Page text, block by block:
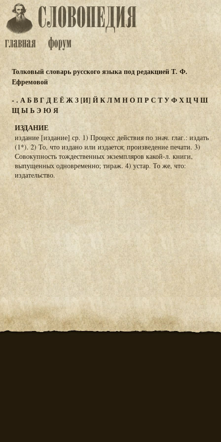
Толковый словарь русского языка под редакцией Т. Ф.
Ефремовой
- . АБВГДЕЁЖЗ [И] ЙКЛМНОПРС ТУФХЦЧШ
ЩЫЬЭ ЮЯ
ИЗДАНИЕ
издание [издание] ср. 1) Процесс действия по знач. глаг.: издать
(1*). 2) То, что издано или издается; произведение печати. 3)
Совокупность тождественных экземпляров какой-л. книги,
выпущенных одновременно; тираж. 4) устар. То же, что:
издательство.